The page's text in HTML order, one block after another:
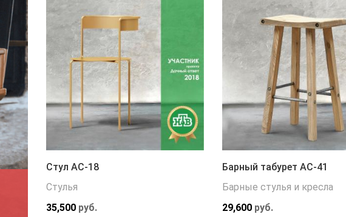
Стул АС-18
Стулья
35,500 руб.
Барный табурет АС-41
Барные стулья и кресла
29,600 руб.